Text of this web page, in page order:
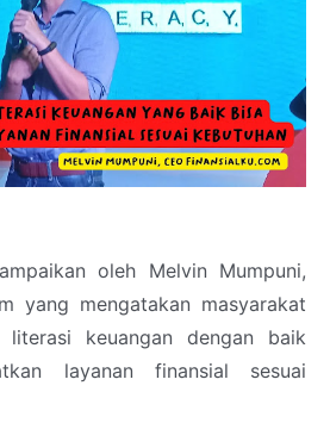
oleh Melvin Mumpuni,
yang mengatakan masyarakat
literasi keuangan dengan baik
layanan finansial sesuai